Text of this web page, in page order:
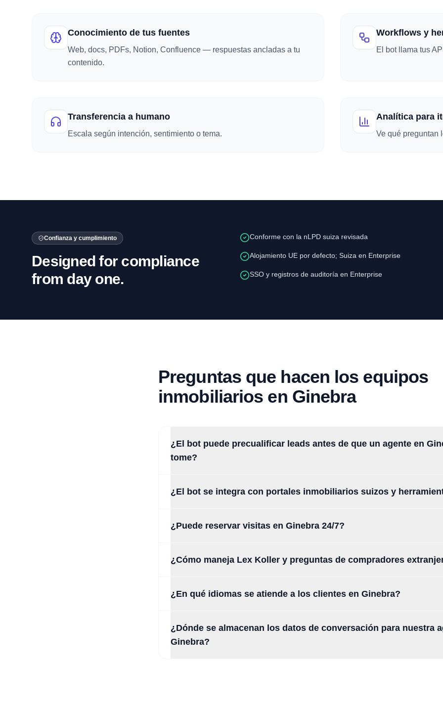
Conocimiento de tus fuentes
Web, docs, PDFs, Notion, Confluence — respuestas ancladas a tu
contenido.
Workflows y
El bot llama tus
Transferencia a humano
Escala según intención, sentimiento o tema.
Analítica para
Ve qué preguntan
Confianza y cumplimiento
Designed for compliance
from day one.
Conforme con la nLPD suiza revisada
Alojamiento UE por defecto; Suiza en Enterprise
SSO y registros de auditoría en Enterprise
Preguntas que hacen los equipos
inmobiliarios en Ginebra
¿El bot puede precualificar leads antes de que un agente en
tome?
¿El bot se integra con portales inmobiliarios suizos y
¿Puede reservar visitas en Ginebra 24/7?
¿Cómo maneja Lex Koller y preguntas de compradores
¿En qué idiomas se atiende a los clientes en Ginebra?
¿Dónde se almacenan los datos de conversación para nuestra
Ginebra?